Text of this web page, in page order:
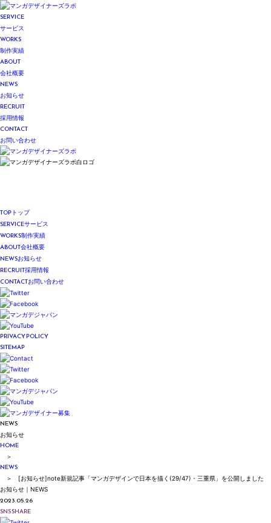
SERVICE
サービス
WORKS
制作実績
ABOUT
会社概要
NEWS
お知らせ
RECRUIT
採用情報
CONTACT
お問い合わせ
TOP トップ
SERVICEサービス
WORKS制作実績
ABOUT会社概要
NEWSお知らせ
RECRUIT採用情報
CONTACTお問い合わせ
PRIVACY POLICY
SITEMAP
NEWS
お知らせ
HOME
＞
NEWS
＞ [お知らせ]note新規記事「マンガデザインで日本を描く(29/47)・三重県」を公開しました
お知らせ｜NEWS
2023.05.26
SNS SHARE